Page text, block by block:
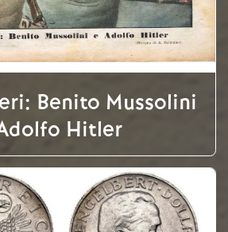
Benito Mussolini
Hitler